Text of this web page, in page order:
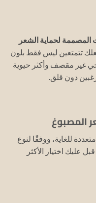
لحماية الشعر
تتمتعين ليس فقط بلون
غير مقصف وأكثر حيوية
دون قلق.
المصبوغ
للغاية، ووفقًا لنوع
عليك اختيار الأكثر